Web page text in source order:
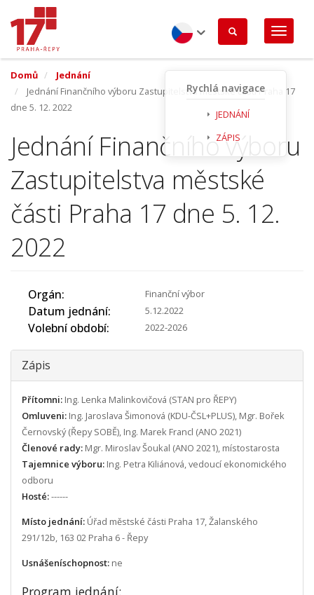
hlavnímu
obsahu
Czech
Domů
Jednání
Jednání Finančního výboru Zastupitelstva městské části Praha 17
dne 5. 12. 2022
Jednání Finančního výboru
Zastupitelstva městské
části Praha 17 dne 5. 12.
2022
Rychlá navigace
JEDNÁNÍ
ZÁPIS
Orgán Finanční výbor
Datum jednání 5.12.2022
Volební období 2022-2026
Zápis
Přítomni: Ing. Lenka Malinkovičová (STAN pro ŘEPY)
Omluveni: Ing. Jaroslava Šimonová (KDU-ČSL+PLUS), Mgr. Bořek
Černovský (Řepy SOBĚ), Ing. Marek Francl (ANO 2021)
Členové rady: Mgr. Miroslav Šoukal (ANO 2021), místostarosta
Tajemnice výboru: Ing. Petra Kiliánová, vedoucí ekonomického
odboru
Hosté:------
Místo jednání: Úřad městské části Praha 17, Žalanského
291/12b, 163 02 Praha 6 - Řepy
Usnášeníschopnost: ne
Program jednání: